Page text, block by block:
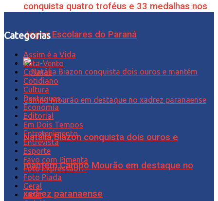
conquista quatro troféus e 33 medalhas nos
Jogos Escolares do Paraná
Natália Biazon conquista dois ouros e
mantém Campo Mourão em destaque no
xadrez paranaense
Categorias
Assim é a Vida
Cata-Vento
Colunas
Cotidiano
Cultura
Destaques
Economia
Editorial
Em Dois Tempos
Entretenimento
Entrevista
Esporte
Favo com Pimenta
Foto Expressão…
Foto Piada
Geral
Lazer